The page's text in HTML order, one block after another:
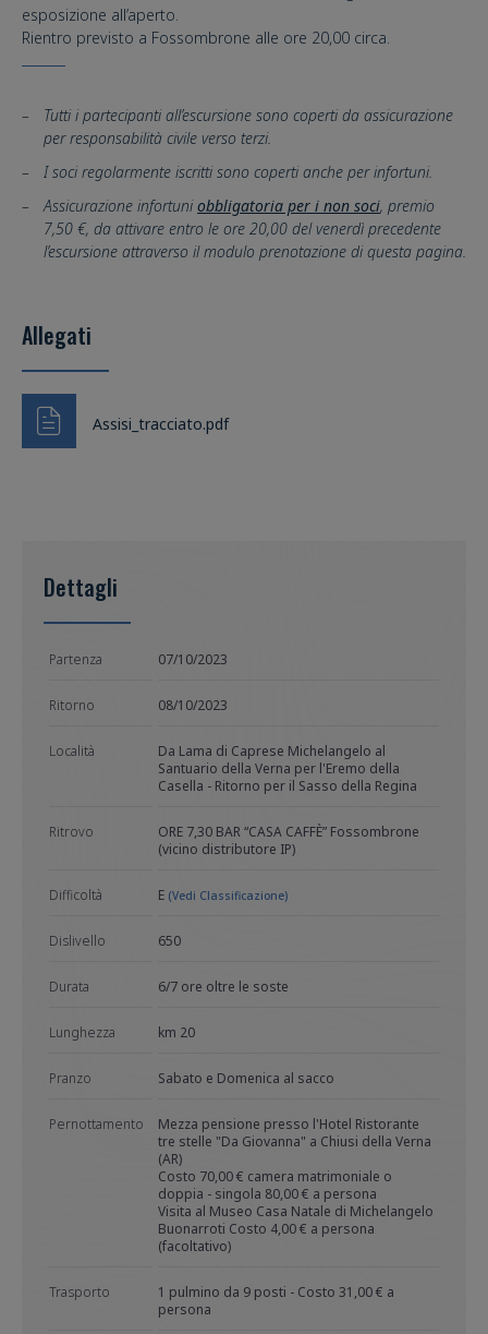
esposizione all’aperto.
Rientro previsto a Fossombrone alle ore 20,00 circa.
Tutti i partecipanti all’escursione sono coperti da assicurazione
per responsabilità civile verso terzi.
I soci regolarmente iscritti sono coperti anche per infortuni.
Assicurazione infortuniobbligatoria per i non soci, premio
7,50 €, da attivare entro le ore 20,00 del venerdì precedente
l’escursione attraverso il modulo prenotazione di questa pagina.
Allegati
Assisi_tracciato.pdf
Dettagli
Partenza 07/10/2023
Ritorno 08/10/2023
Località
Da Lama di Caprese Michelangelo al
Santuario della Verna per l'Eremo della
Casella - Ritorno per il Sasso della Regina
Ritrovo
ORE 7,30 BAR “CASA CAFFÈ” Fossombrone
(vicino distributore IP)
Difficoltà E (Vedi Classificazione)
Dislivello 650
Durata 6/7 ore oltre le soste
Lunghezza km 20
Pranzo Sabato e Domenica al sacco
Pernottamento
Mezza pensione presso l'Hotel Ristorante
tre stelle "Da Giovanna" a Chiusi della Verna
(AR)
Costo 70,00 € camera matrimoniale o
doppia - singola 80,00 € a persona
Visita al Museo Casa Natale di Michelangelo
Buonarroti Costo 4,00 € a persona
(facoltativo)
Trasporto
1 pulmino da 9 posti - Costo 31,00 € a
persona